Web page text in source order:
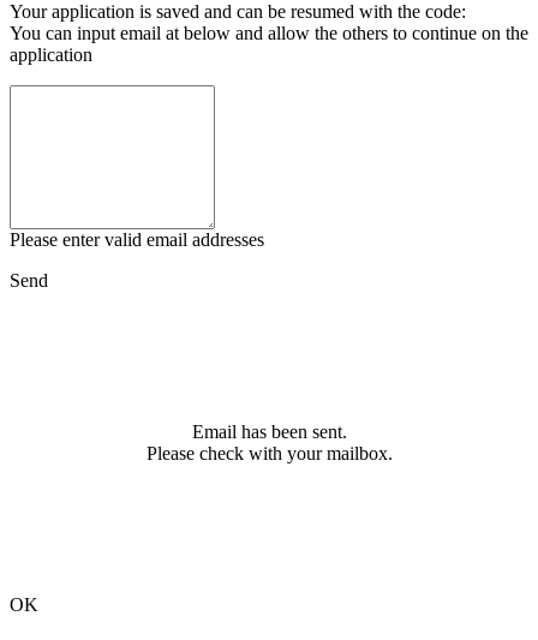
Your application is saved and can be resumed with the code:
You can input email at below and allow the others to continue on the
application
Please enter valid email addresses
Send
Email has been sent.
Please check with your mailbox.
OK